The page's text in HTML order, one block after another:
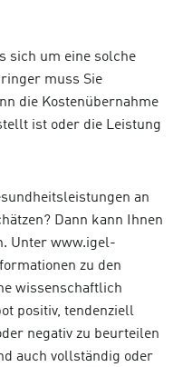
sich um eine solche
muss Sie
die Kostenübernahme
ist oder die Leistung
an
Dann kann Ihnen
Unter www.igel-
zu den
wissenschaftlich
positiv, tendenziell
negativ zu beurteilen
auch vollständig oder